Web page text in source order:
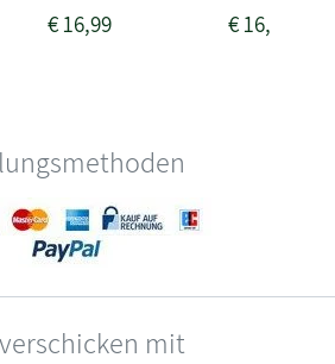
€16,99 €16,00
mit